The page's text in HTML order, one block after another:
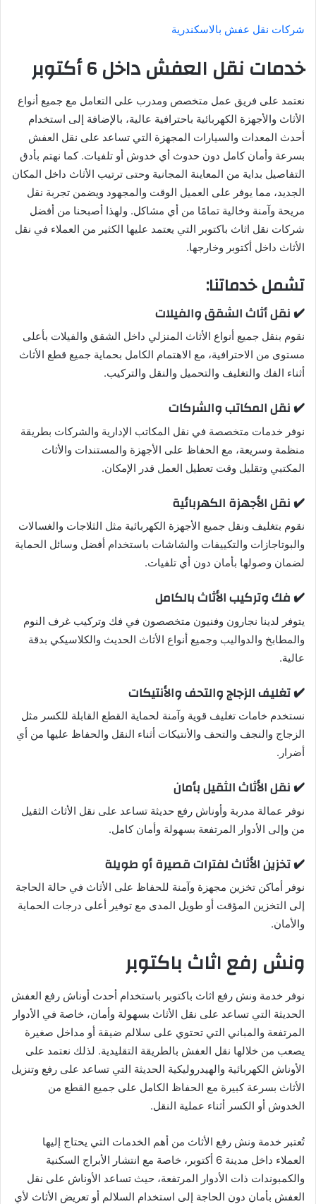
شركات نقل عفش بالاسكندرية
خدمات نقل العفش داخل 6 أكتوبر
نعتمد على فريق عمل متخصص ومدرب على التعامل مع جميع أنواع
الأثاث والأجهزة الكهربائية باحترافية عالية، بالإضافة إلى استخدام
أحدث المعدات والسيارات المجهزة التي تساعد على نقل العفش
بسرعة وأمان كامل دون حدوث أي خدوش أو تلفيات. كما نهتم بأدق
التفاصيل بداية من المعاينة المجانية وحتى ترتيب الأثاث داخل المكان
الجديد، مما يوفر على العميل الوقت والمجهود ويضمن تجربة نقل
مريحة وآمنة وخالية تمامًا من أي مشاكل. ولهذا أصبحنا من أفضل
شركات نقل اثاث باكتوبر التي يعتمد عليها الكثير من العملاء في نقل
الأثاث داخل أكتوبر وخارجها.
تشمل خدماتنا:
✔️ نقل أثاث الشقق والفيلات
نقوم بنقل جميع أنواع الأثاث المنزلي داخل الشقق والفيلات بأعلى
مستوى من الاحترافية، مع الاهتمام الكامل بحماية جميع قطع الأثاث
أثناء الفك والتغليف والتحميل والنقل والتركيب.
✔️ نقل المكاتب والشركات
نوفر خدمات متخصصة في نقل المكاتب الإدارية والشركات بطريقة
منظمة وسريعة، مع الحفاظ على الأجهزة والمستندات والأثاث
المكتبي وتقليل وقت تعطيل العمل قدر الإمكان.
✔️ نقل الأجهزة الكهربائية
نقوم بتغليف ونقل جميع الأجهزة الكهربائية مثل الثلاجات والغسالات
والبوتاجازات والتكييفات والشاشات باستخدام أفضل وسائل الحماية
لضمان وصولها بأمان دون أي تلفيات.
✔️ فك وتركيب الأثاث بالكامل
يتوفر لدينا نجارون وفنيون متخصصون في فك وتركيب غرف النوم
والمطابخ والدواليب وجميع أنواع الأثاث الحديث والكلاسيكي بدقة
عالية.
✔️ تغليف الزجاج والتحف والأنتيكات
نستخدم خامات تغليف قوية وآمنة لحماية القطع القابلة للكسر مثل
الزجاج والنجف والتحف والأنتيكات أثناء النقل والحفاظ عليها من أي
أضرار.
✔️ نقل الأثاث الثقيل بأمان
نوفر عمالة مدربة وأوناش رفع حديثة تساعد على نقل الأثاث الثقيل
من وإلى الأدوار المرتفعة بسهولة وأمان كامل.
✔️ تخزين الأثاث لفترات قصيرة أو طويلة
نوفر أماكن تخزين مجهزة وآمنة للحفاظ على الأثاث في حالة الحاجة
إلى التخزين المؤقت أو طويل المدى مع توفير أعلى درجات الحماية
والأمان.
ونش رفع اثاث باكتوبر
نوفر خدمة ونش رفع اثاث باكتوبر باستخدام أحدث أوناش رفع العفش
الحديثة التي تساعد على نقل الأثاث بسهولة وأمان، خاصة في الأدوار
المرتفعة والمباني التي تحتوي على سلالم ضيقة أو مداخل صغيرة
يصعب من خلالها نقل العفش بالطريقة التقليدية. لذلك نعتمد على
الأوناش الكهربائية والهيدروليكية الحديثة التي تساعد على رفع وتنزيل
الأثاث بسرعة كبيرة مع الحفاظ الكامل على جميع القطع من
الخدوش أو الكسر أثناء عملية النقل.
تُعتبر خدمة ونش رفع الأثاث من أهم الخدمات التي يحتاج إليها
العملاء داخل مدينة 6 أكتوبر، خاصة مع انتشار الأبراج السكنية
والكمبوندات ذات الأدوار المرتفعة، حيث تساعد الأوناش على نقل
العفش بأمان دون الحاجة إلى استخدام السلالم أو تعريض الأثاث لأي